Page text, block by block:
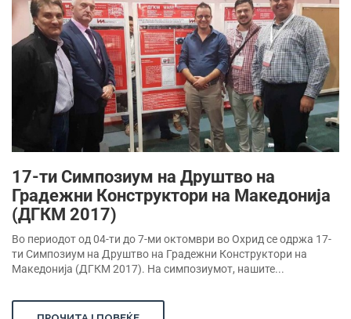
17-ти Симпозиум на Друштво на
Градежни Конструктори на Македонија
(ДГКМ 2017)
Во периодот од 04-ти до 7-ми октомври во Охрид се одржа 17-
ти Симпозиум на Друштво на Градежни Конструктори на
Македонија (ДГКМ 2017). На симпозиумот, нашите...